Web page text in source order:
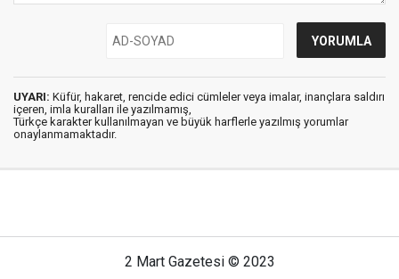
UYARI: Küfür, hakaret, rencide edici cümleler veya imalar, inançlara saldırı
içeren, imla kuralları ile yazılmamış,
Türkçe karakter kullanılmayan ve büyük harflerle yazılmış yorumlar
onaylanmamaktadır.
2 Mart Gazetesi © 2023